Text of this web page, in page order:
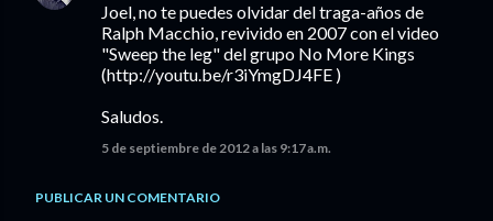
Joel, no te puedes olvidar del traga-años de
Ralph Macchio, revivido en 2007 con el video
"Sweep the leg" del grupo No More Kings
(http://youtu.be/r3iYmgDJ4FE )
Saludos.
5 de septiembre de 2012 a las 9:17 a.m.
PUBLICAR UN COMENTARIO